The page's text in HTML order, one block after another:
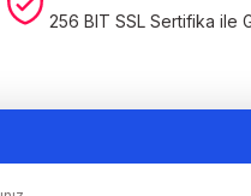
256 BIT SSL Sertifika ile